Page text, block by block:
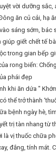
vời dưỡng sắc,
ăn củ cải, hạ
sáng sớm, bác
giết chết tế
trong gian bếp
rong biển:
phái đẹp
khi ăn dứa "
thể trở thành
bệnh ngày hè,
trị tàn nhang từ
vị thuốc chữa
đắng, tính mát.